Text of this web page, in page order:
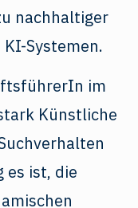
nachhaltiger
Systemen.
im
Künstliche
es ist, die